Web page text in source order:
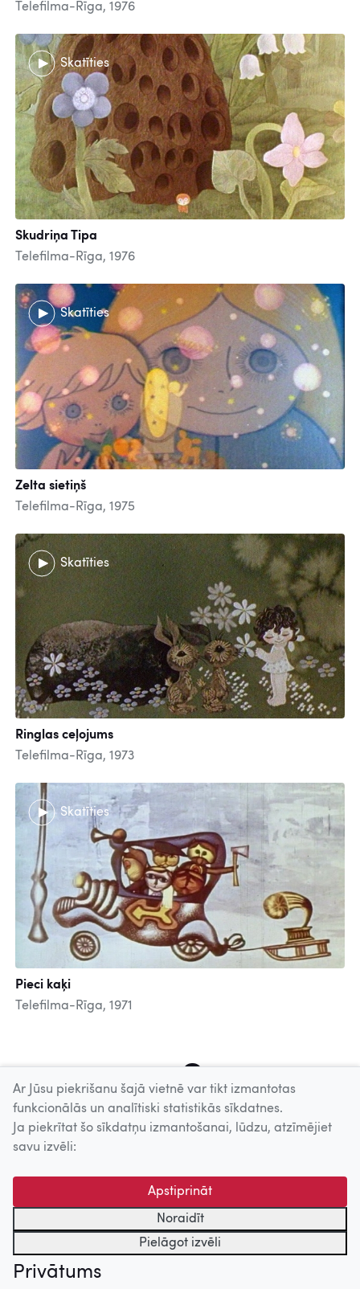
Telefilma-Rīga, 1976
Skatīties
Skudriņa Tipa
Telefilma-Rīga, 1976
Skatīties
Zelta sietiņš
Telefilma-Rīga, 1975
Skatīties
Ringlas ceļojums
Telefilma-Rīga, 1973
Skatīties
Pieci kaķi
Telefilma-Rīga, 1971
Uz augšu
© 2026 Nacionālais Kino centrs, Kultūras informācijas sistēmu
centrs. Sadarbības partneris: Latvijas Valsts
kinofotofonodokumentu arhīvs.
Ar Jūsu piekrišanu šajā vietnē var tikt izmantotas
funkcionālās un analītiski statistikās sīkdatnes.
Ja piekrītat šo sīkdatņu izmantošanai, lūdzu, atzīmējiet
savu izvēli:
Apstiprināt
Noraidīt
Pielāgot izvēli
Privātums